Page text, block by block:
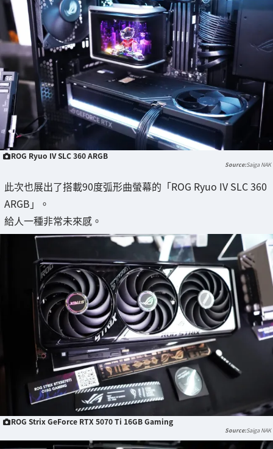
ROG Ryuo IV SLC 360 ARGB
Saiga NAK
此次也展出了搭載90度弧形曲螢幕的「ROG Ryuo IV SLC 360
ARGB」。
給人一種非常未來感。
ROG Strix GeForce RTX 5070 Ti 16GB Gaming
Saiga NAK